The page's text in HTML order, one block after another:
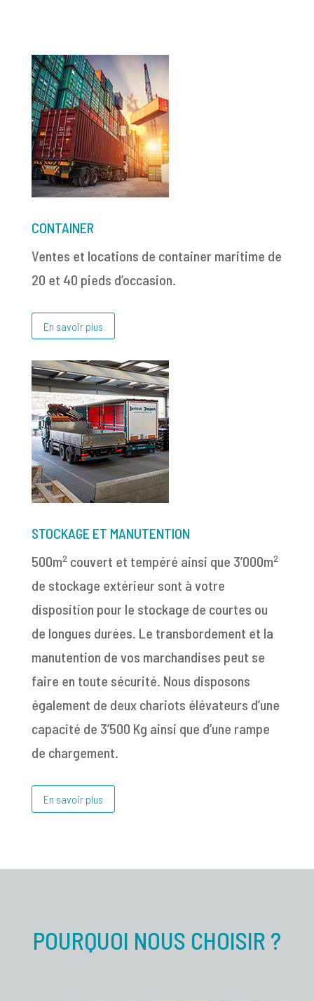
CONTAINER
Ventes et locations de container maritime de
20 et 40 pieds d’occasion.
En savoir plus
STOCKAGE ET MANUTENTION
500m2couvert et tempéré ainsi que 3’000m2
de stockage extérieur sont à votre
disposition pour le stockage de courtes ou
de longues durées. Le transbordement et la
manutention de vos marchandises peut se
faire en toute sécurité. Nous disposons
également de deux chariots élévateurs d’une
capacité de 3’500 Kg ainsi que d’une rampe
de chargement.
En savoir plus
POURQUOI NOUS CHOISIR ?